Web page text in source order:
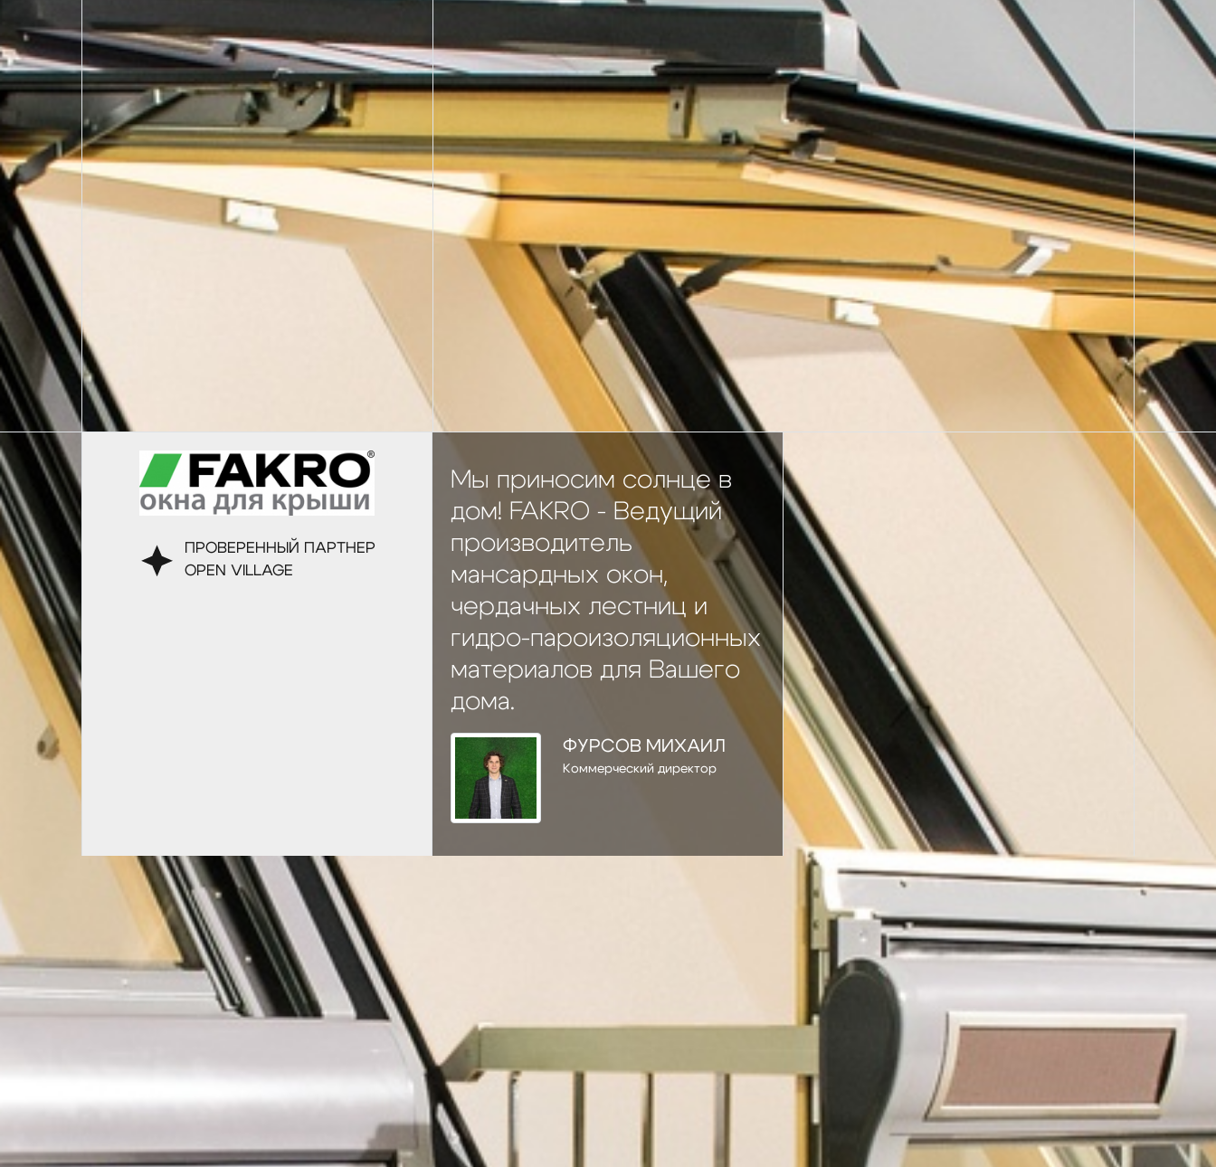
ПРОВЕРЕННЫЙ ПАРТНЕР
OPEN VILLAGE
Мы приносим солнце в
дом! FAKRO - Ведущий
производитель
мансардных окон,
чердачных лестниц и
гидро-пароизоляционных
материалов для Вашего
дома.
ФУРСОВ МИХАИЛ
Коммерческий директор